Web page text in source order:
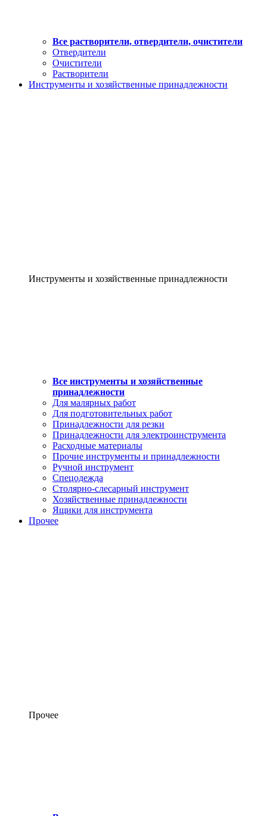
Все растворители, отвердители, очистители
Отвердители
Очистители
Растворители
Инструменты и хозяйственные принадлежности
Инструменты и хозяйственные принадлежности
Все инструменты и хозяйственные
принадлежности
Для малярных работ
Для подготовительных работ
Принадлежности для резки
Принадлежности для электроинструмента
Расходные материалы
Прочие инструменты и принадлежности
Ручной инструмент
Спецодежда
Столярно-слесарный инструмент
Хозяйственные принадлежности
Ящики для инструмента
Прочее
Прочее